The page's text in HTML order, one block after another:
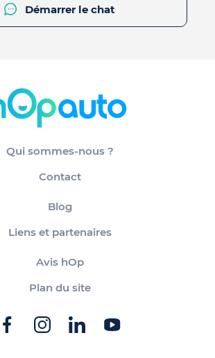
Démarrer le chat
Qui sommes-nous ?
Contact
Blog
Liens et partenaires
Avis hOp
Plan du site